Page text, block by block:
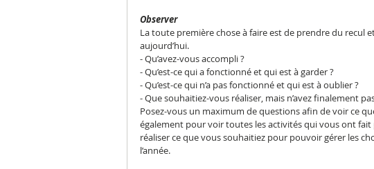
Observer
La toute première chose à faire est de prendre du recul
aujourd’hui.
- Qu’avez-vous accompli ?
- Qu’est-ce qui a fonctionné et qui est à garder ?
- Qu’est-ce qui n’a pas fonctionné et qui est à oublier ?
- Que souhaitiez-vous réaliser, mais n’avez finalement
Posez-vous un maximum de questions afin de voir ce
également pour voir toutes les activités qui vous ont
réaliser ce que vous souhaitiez pour pouvoir gérer les
l’année.